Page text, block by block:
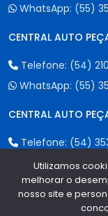
WhatsApp: (55)
CENTRAL AUTO
Telefone: (54)
WhatsApp: (55)
CENTRAL AUTO
Telefone: (54)
WhatsApp:(55)
CENTRAL AUTO
Utilizamos
melhorar o
nosso site e